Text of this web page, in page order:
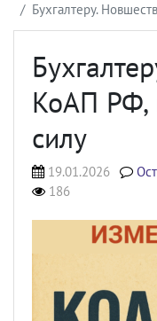
Бухгалтеру.
КоАП РФ,
силу
19.01.2026
186